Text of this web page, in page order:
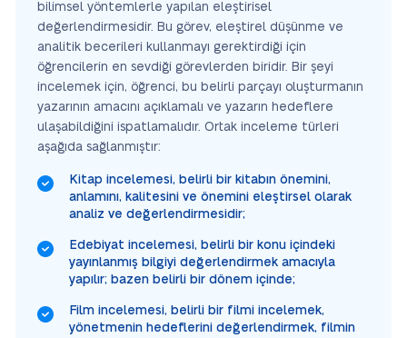
bilimsel yöntemlerle yapılan eleştirisel
değerlendirmesidir. Bu görev, eleştirel düşünme ve
analitik becerileri kullanmayı gerektirdiği için
öğrencilerin en sevdiği görevlerden biridir. Bir şeyi
incelemek için, öğrenci, bu belirli parçayı oluşturmanın
yazarının amacını açıklamalı ve yazarın hedeflere
ulaşabildiğini ispatlamalıdır. Ortak inceleme türleri
aşağıda sağlanmıştır:
Kitap incelemesi, belirli bir kitabın önemini,
anlamını, kalitesini ve önemini eleştirsel olarak
analiz ve değerlendirmesidir;
Edebiyat incelemesi, belirli bir konu içindeki
yayınlanmış bilgiyi değerlendirmek amacıyla
yapılır; bazen belirli bir dönem içinde;
Film incelemesi, belirli bir filmi incelemek,
yönetmenin hedeflerini değerlendirmek, filmin